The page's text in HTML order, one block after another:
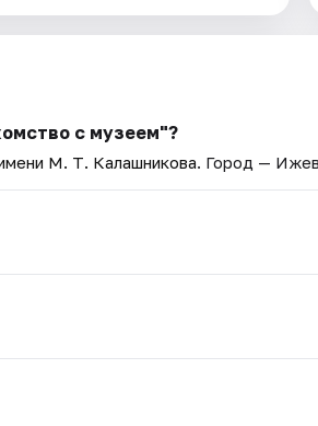
с музеем"?
М. Т. Калашникова. Город —